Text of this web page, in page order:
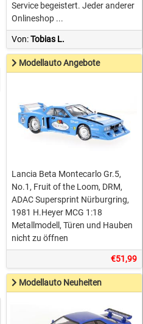
Service begeistert. Jeder anderer
Onlineshop ...
Von:Tobias L.
Modellauto Angebote
Lancia Beta Montecarlo Gr.5,
No.1, Fruit of the Loom, DRM,
ADAC Supersprint Nürburgring,
1981 H.Heyer MCG 1:18
Metallmodell, Türen und Hauben
nicht zu öffnen
€51,99
Modellauto Neuheiten